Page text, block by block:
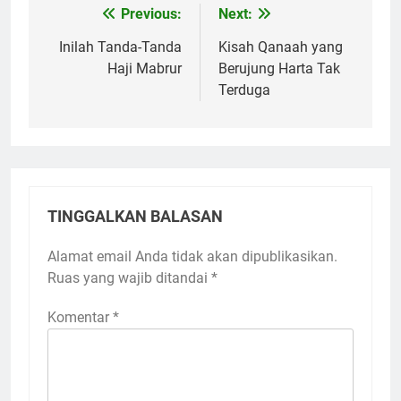
Navigasi
pos
Previous:
Inilah Tanda-Tanda
Haji Mabrur
Next:
Kisah Qanaah yang
Berujung Harta Tak
Terduga
TINGGALKAN BALASAN
Alamat email Anda tidak akan dipublikasikan.
Ruas yang wajib ditandai *
Komentar *